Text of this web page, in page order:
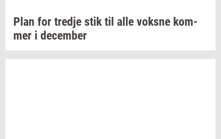
Plan for tred­je stik til alle voks­ne kom­
mer i de­cem­ber